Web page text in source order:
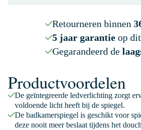
Retourneren binnen
5 jaar garantieop
Gegarandeerd de
Productvoordelen
De geïntegreerde ledverlichting zorgt
voldoende licht heeft bij de spiegel.
De badkamerspiegel is geschikt voor
deze nooit meer beslaat tijdens het